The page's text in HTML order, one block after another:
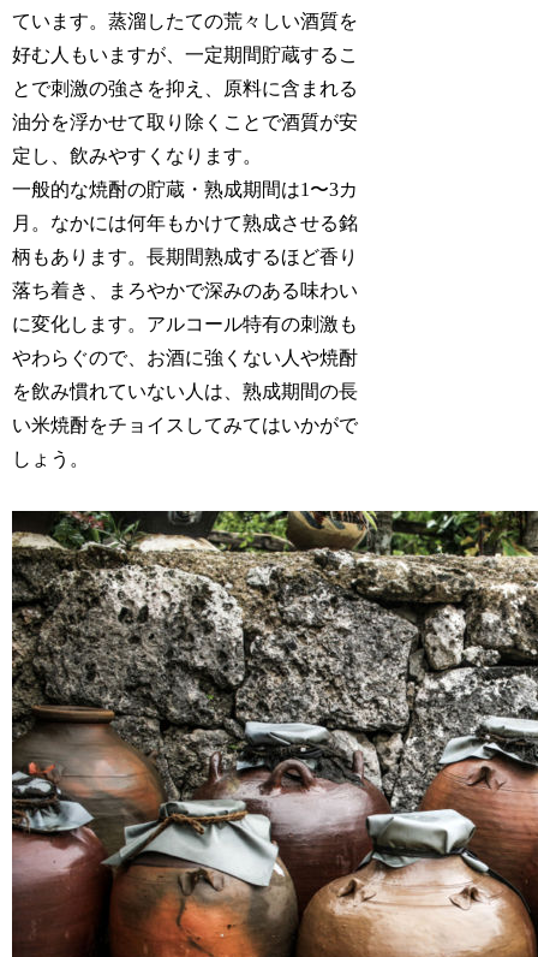
ています。蒸溜したての荒々しい酒質を
好む人もいますが、一定期間貯蔵するこ
とで刺激の強さを抑え、原料に含まれる
油分を浮かせて取り除くことで酒質が安
定し、飲みやすくなります。
一般的な焼酎の貯蔵・熟成期間は1〜3カ
月。なかには何年もかけて熟成させる銘
柄もあります。長期間熟成するほど香り
落ち着き、まろやかで深みのある味わい
に変化します。アルコール特有の刺激も
やわらぐので、お酒に強くない人や焼酎
を飲み慣れていない人は、熟成期間の長
い米焼酎をチョイスしてみてはいかがで
しょう。